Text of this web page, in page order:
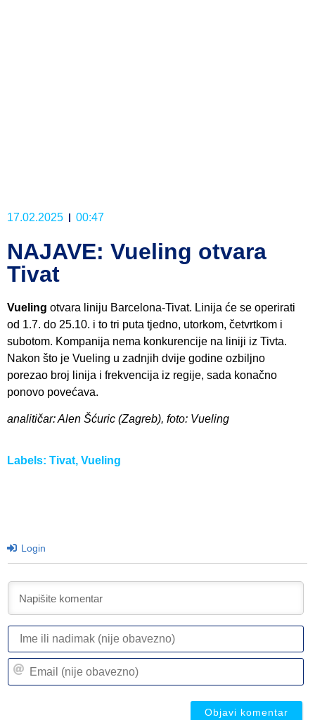
17.02.2025 00:47
NAJAVE: Vueling otvara
Tivat
Vueling otvara liniju Barcelona-Tivat. Linija će se operirati
od 1.7. do 25.10. i to tri puta tjedno, utorkom, četvrtkom i
subotom. Kompanija nema konkurencije na liniji iz Tivta.
Nakon što je Vueling u zadnjih dvije godine ozbiljno
porezao broj linija i frekvencija iz regije, sada konačno
ponovo povećava.
analitičar: Alen Šćuric (Zagreb), foto: Vueling
Labels: Tivat, Vueling
Login